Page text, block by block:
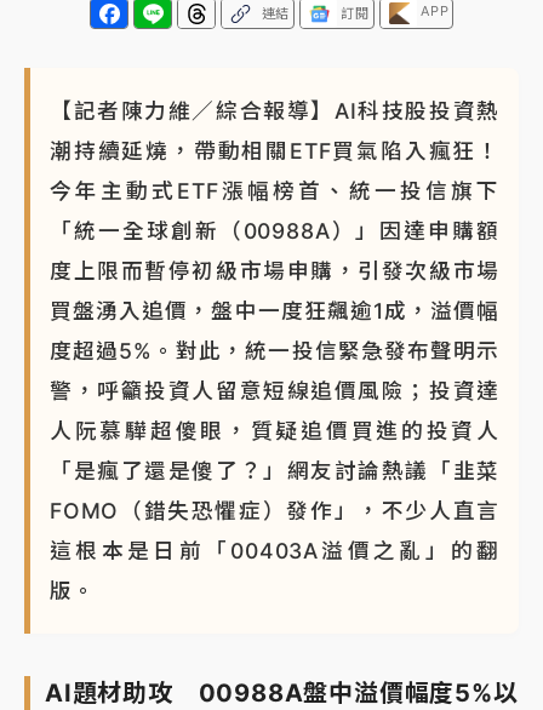
連結 訂閱 APP
【記者陳力維／綜合報導】AI科技股投資熱
潮持續延燒，帶動相關ETF買氣陷入瘋狂！
今年主動式ETF漲幅榜首、統一投信旗下
「統一全球創新（00988A）」因達申購額
度上限而暫停初級市場申購，引發次級市場
買盤湧入追價，盤中一度狂飆逾1成，溢價幅
度超過5%。對此，統一投信緊急發布聲明示
警，呼籲投資人留意短線追價風險；投資達
人阮慕驊超傻眼，質疑追價買進的投資人
「是瘋了還是傻了？」網友討論熱議「韭菜
FOMO（錯失恐懼症）發作」，不少人直言
這根本是日前「00403A溢價之亂」的翻
版。
AI題材助攻 00988A盤中溢價幅度5%以